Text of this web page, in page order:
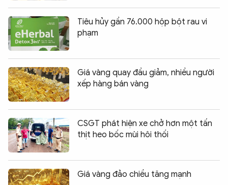
Tiêu hủy gần 76.000 hộp bột rau vi
phạm
Giá vàng quay đầu giảm, nhiều người
xếp hàng bán vàng
CSGT phát hiện xe chở hơn một tấn
thịt heo bốc mùi hôi thối
Giá vàng đảo chiều tăng mạnh